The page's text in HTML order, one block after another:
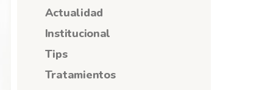
Actualidad
Institucional
Tips
Tratamientos